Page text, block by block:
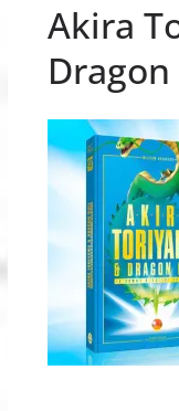
Akira
Dragon